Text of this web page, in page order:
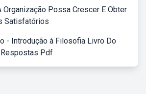
Organização Possa Crescer E Obter
Satisfatórios
- Introdução à Filosofia Livro Do
Pdf